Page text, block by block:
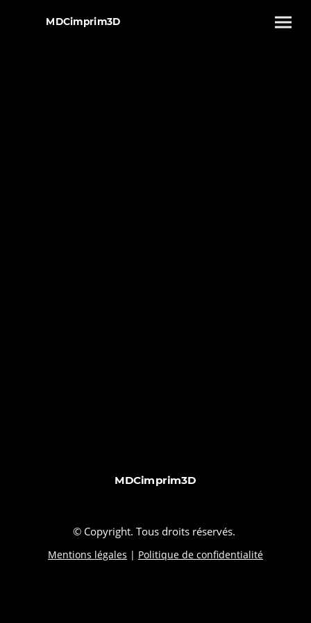
MDCimprim3D
MDCimprim3D
© Copyright. Tous droits réservés.
Mentions légales | Politique de confidentialité